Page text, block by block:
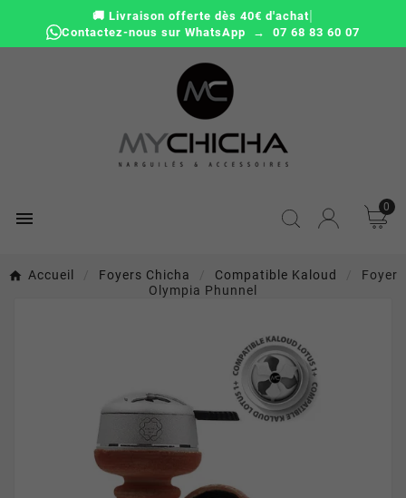
🚚 Livraison offerte dès 40€ d'achat|
Contactez-nous sur WhatsApp → 07 68 83 60 07

0
Accueil Foyers Chicha Compatible Kaloud
Foyer
Olympia Phunnel